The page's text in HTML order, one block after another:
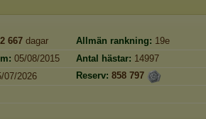
2 667 dagar Allmän rankning: 19e
05/08/2015 Antal hästar: 14997
07/2026 Reserv: 858 797